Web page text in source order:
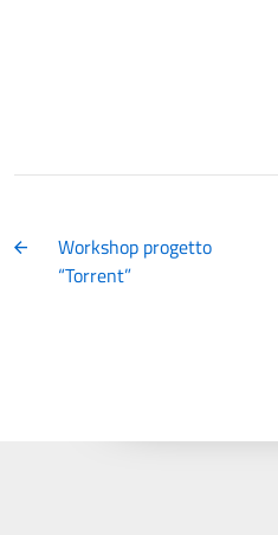
Workshop progetto
“Torrent”